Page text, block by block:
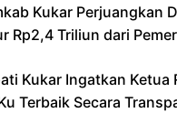
Kukar Perjuangkan
Rp2,4 Triliun dari
Kukar Ingatkan Ketua
Terbaik Secara